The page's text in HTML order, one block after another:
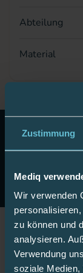
Zustimmung
Mediq
Wir verwenden
zu können und
analysieren.
Verwendung
soziale Medien,
Abteilung
Material
10 Euro
& erhalten Sie